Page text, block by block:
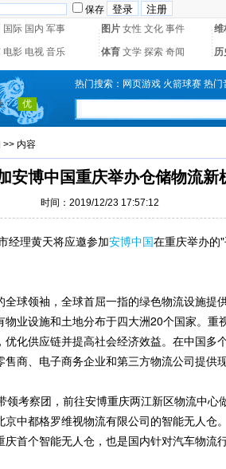
保存
国际 国内 军事 图片 女性 文化 事件 维
电影 电视 音乐 体育 文学 探索 奇闻 历
热门搜索： 网页游戏 火箭球赛 热门
>> 内容
安博中国重庆举办仓储物流新
时间：2019/12/23 17:57:12
经理黄天将应邀参加安博中国在重庆举办的
全球领袖，全球首屈一指的绿色物流设施提
业设施和土地分布于四大洲20个国家。重
化供应链并提高社会经济效益。在中国多
商、电子商务企业和第三方物流公司提供
领考察团，前往安博重庆两江新区物流中心
中都格罗维视物流有限公司的智能无人仓
首个智能无人仓，也是国内针对汽车物流